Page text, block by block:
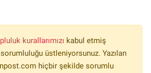
kurallarımızı kabul etmiş
üstleniyorsunuz. Yazılan
hiçbir şekilde sorumlu